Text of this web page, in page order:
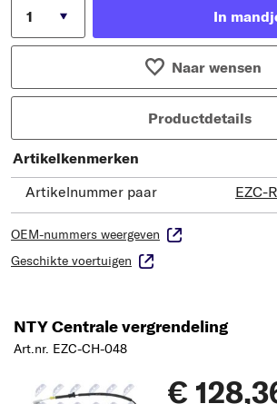
In
Naar wensen
Productdetails
Artikelkenmerken
Artikelnummer paar
EZC-
OEM-nummers weergeven
Geschikte voertuigen
NTY Centrale vergrendeling
Art.nr. EZC-CH-048
€